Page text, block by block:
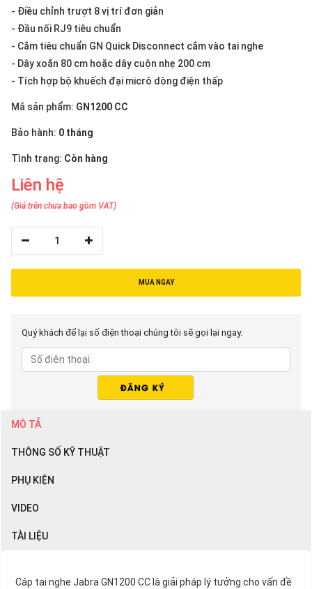
- Điều chỉnh trượt 8 vị trí đơn giản
- Đầu nối RJ9 tiêu chuẩn
- Cắm tiêu chuẩn GN Quick Disconnect cắm vào tai nghe
- Dây xoắn 80 cm hoặc dây cuộn nhẹ 200 cm
- Tích hợp bộ khuếch đại micrô dòng điện thấp
Mã sản phẩm: GN1200 CC
Bảo hành: 0 tháng
Tình trạng: Còn hàng
Liên hệ
(Giá trên chưa bao gồm VAT)
1
MUA NGAY
Quý khách để lại số điện thoại chúng tôi sẽ gọi lại ngay.
MÔ TẢ
THÔNG SỐ KỸ THUẬT
PHỤ KIỆN
VIDEO
TÀI LIỆU
Cáp tai nghe Jabra GN1200 CC là giải pháp lý tưởng cho vấn đề
hệ
Giới
thiệu
NGÔN
Tiếng
việt
English